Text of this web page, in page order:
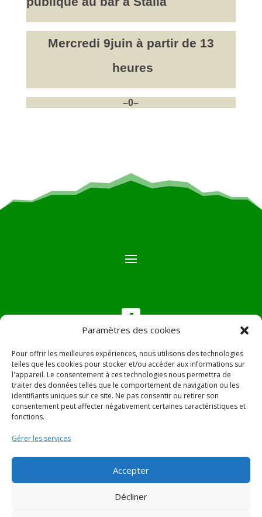
Paramètres des cookies
Pour offrir les meilleures expériences, nous utilisons des technologies
telles que les cookies pour stocker et/ou accéder aux informations sur
l'appareil. Le consentement à ces technologies nous permettra de
traiter des données telles que le comportement de navigation ou les
identifiants uniques sur ce site. Ne pas consentir ou retirer son
consentement peut affecter négativement certaines caractéristiques et
fonctions.
Gérer les services
Accepter
Décliner
Mercredi 9juin à partir de 13
heures
–0–
Nous contacter
Tél : 04.95.36.24.02
Mail:mairie.pietradiverde@wanadoo.fr
© 2022 Mairie de Pietra Di Verde – Réalisation